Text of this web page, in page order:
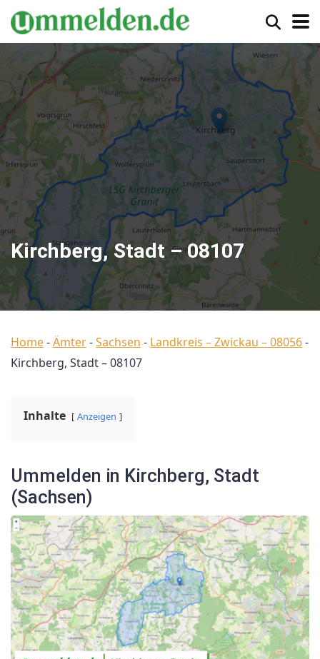
Kirchberg, Stadt – 08107
Home-Ämter-Sachsen - Landkreis – Zwickau – 08056-
Kirchberg, Stadt – 08107
Inhalte Anzeigen
Ummelden in Kirchberg, Stadt
(Sachsen)